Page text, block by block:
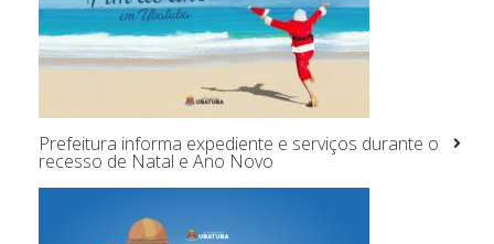
Prefeitura informa expediente e serviços durante o
recesso de Natal e Ano Novo